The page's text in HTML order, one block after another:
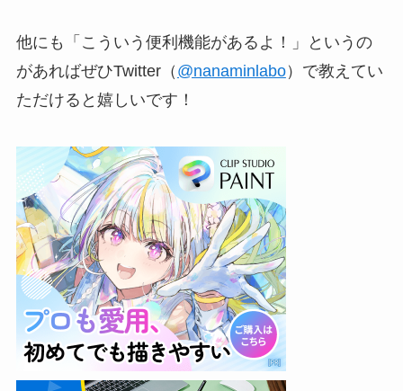
他にも「こういう便利機能があるよ！」というの
があればぜひTwitter（ @nanaminlabo）で教えてい
ただけると嬉しいです！